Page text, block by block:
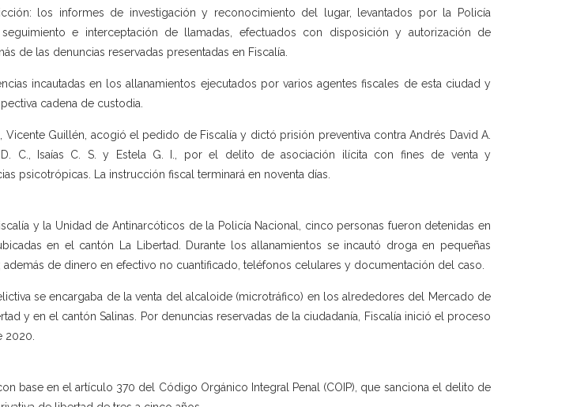
los informes de investigación y reconocimiento del lugar, levantados por la Policía
e interceptación de llamadas, efectuados con disposición y autorización de
de las denuncias reservadas presentadas en Fiscalía.
incautadas en los allanamientos ejecutados por varios agentes fiscales de esta ciudad y
cadena de custodia.
Vicente Guillén, acogió el pedido de Fiscalía y dictó prisión preventiva contra Andrés David A.
D. C., Isaías C. S. y Estela G. I., por el delito de asociación ilícita con fines de venta y
psicotrópicas. La instrucción fiscal terminará en noventa días.
y la Unidad de Antinarcóticos de la Policía Nacional, cinco personas fueron detenidas en
en el cantón La Libertad. Durante los allanamientos se incautó droga en pequeñas
además de dinero en efectivo no cuantificado, teléfonos celulares y documentación del caso.
se encargaba de la venta del alcaloide (microtráfico) en los alrededores del Mercado de
y en el cantón Salinas. Por denuncias reservadas de la ciudadanía, Fiscalía inició el proceso
2020.
base en el artículo 370 del Código Orgánico Integral Penal (COIP), que sanciona el delito de